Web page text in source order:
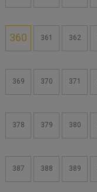
360 361 362
369 370 371
378 379 380
387 388 389